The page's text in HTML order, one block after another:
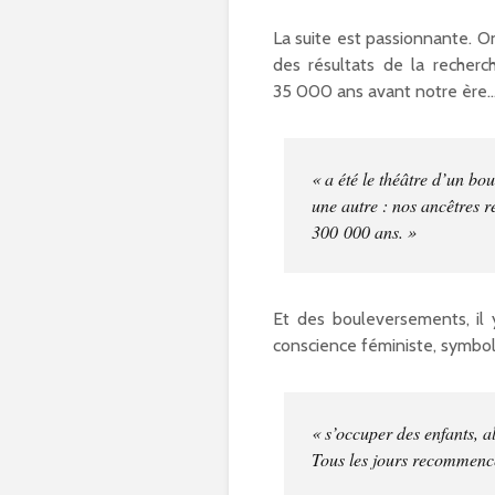
La suite est passionnante.
des résultats de la
35 000 ans avant notre
« a été le théâtre d’un
une autre : nos ancêtres
300 000 ans. »
Et des bouleversements, il
conscience féministe,
« s’occuper des
Tous les jours